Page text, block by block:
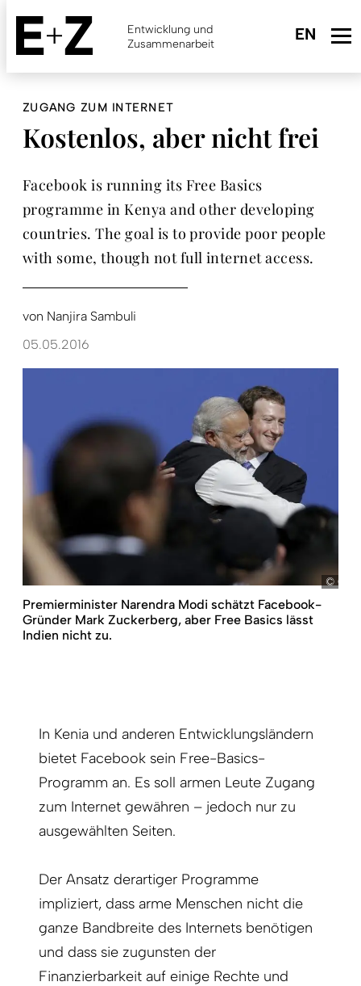
Skip
main
content
Entwicklung und
Zusammenarbeit
ZUGANG ZUM INTERNET
Kostenlos, aber nicht frei
Facebook is running its Free Basics
programme in Kenya and other developing
countries. The goal is to provide poor people
with some, though not full internet access.
von Nanjira Sambuli
05.05.2016
Premierminister Narendra Modi schätzt Facebook-
Gründer Mark Zuckerberg, aber Free Basics lässt
Indien nicht zu.
In Kenia und anderen Entwicklungsländern
bietet Facebook sein Free-Basics-
Programm an. Es soll armen Leute Zugang
zum Internet gewähren – jedoch nur zu
ausgewählten Seiten.
Der Ansatz derartiger Programme
impliziert, dass arme Menschen nicht die
ganze Bandbreite des Internets benötigen
und dass sie zugunsten der
Finanzierbarkeit auf einige Rechte und